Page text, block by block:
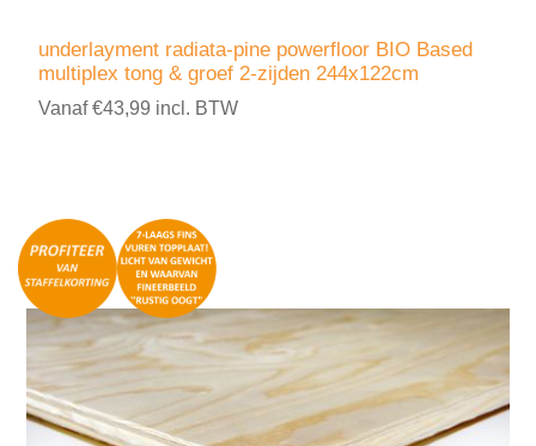
underlayment radiata-pine powerfloor BIO Based
multiplex tong & groef 2-zijden 244x122cm
Vanaf €43,99 incl. BTW